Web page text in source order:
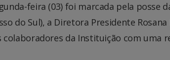
feira (03) foi marcada pela posse
do Sul), a Diretora Presidente
colaboradores da Instituição com uma